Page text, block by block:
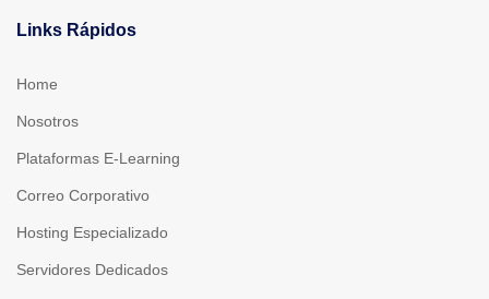
Links Rápidos
Home
Nosotros
Plataformas E-Learning
Correo Corporativo
Hosting Especializado
Servidores Dedicados